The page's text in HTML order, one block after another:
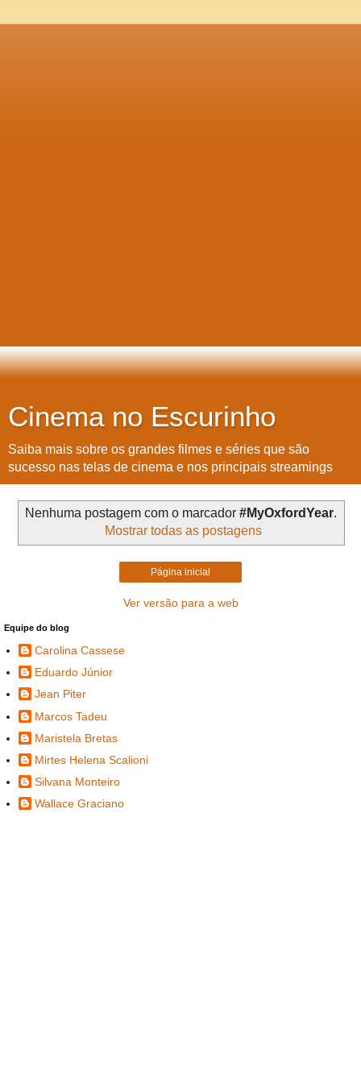
Cinema no Escurinho
Saiba mais sobre os grandes filmes e séries que são
sucesso nas telas de cinema e nos principais streamings
Nenhuma postagem com o marcador #MyOxfordYear.
Mostrar todas as postagens
Página inicial
Ver versão para a web
Equipe do blog
Carolina Cassese
Eduardo Júnior
Jean Piter
Marcos Tadeu
Maristela Bretas
Mirtes Helena Scalioni
Silvana Monteiro
Wallace Graciano